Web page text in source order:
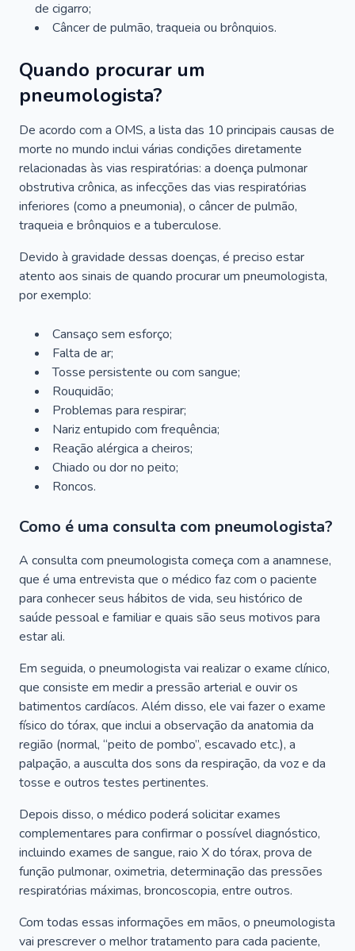
de cigarro;
Câncer de pulmão, traqueia ou brônquios.
Quando procurar um
pneumologista?
De acordo com a OMS, a lista das 10 principais causas de
morte no mundo inclui várias condições diretamente
relacionadas às vias respiratórias: a doença pulmonar
obstrutiva crônica, as infecções das vias respiratórias
inferiores (como a pneumonia), o câncer de pulmão,
traqueia e brônquios e a tuberculose.
Devido à gravidade dessas doenças, é preciso estar
atento aos sinais de quando procurar um pneumologista,
por exemplo:
Cansaço sem esforço;
Falta de ar;
Tosse persistente ou com sangue;
Rouquidão;
Problemas para respirar;
Nariz entupido com frequência;
Reação alérgica a cheiros;
Chiado ou dor no peito;
Roncos.
Como é uma consulta com pneumologista?
A consulta com pneumologista começa com a anamnese,
que é uma entrevista que o médico faz com o paciente
para conhecer seus hábitos de vida, seu histórico de
saúde pessoal e familiar e quais são seus motivos para
estar ali.
Em seguida, o pneumologista vai realizar o exame clínico,
que consiste em medir a pressão arterial e ouvir os
batimentos cardíacos. Além disso, ele vai fazer o exame
físico do tórax, que inclui a observação da anatomia da
região (normal, “peito de pombo”, escavado etc.), a
palpação, a ausculta dos sons da respiração, da voz e da
tosse e outros testes pertinentes.
Depois disso, o médico poderá solicitar exames
complementares para confirmar o possível diagnóstico,
incluindo exames de sangue, raio X do tórax, prova de
função pulmonar, oximetria, determinação das pressões
respiratórias máximas, broncoscopia, entre outros.
Com todas essas informações em mãos, o pneumologista
vai prescrever o melhor tratamento para cada paciente,